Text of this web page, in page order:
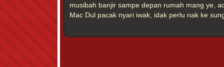
musibah banjir sampe depan rumah mang ye,
Mac Dul pacak nyari iwak, idak perlu nak ke